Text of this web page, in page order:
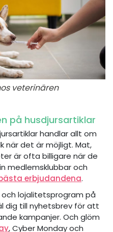
veterinären
på husdjursartiklar
handlar allt om
när det är möjligt. Mat,
är ofta billigare när de
medlemsklubbar och
erbjudandena.
lojalitetsprogram på
dig till nyhetsbrev för att
kampanjer. Och glöm
, Cyber Monday och